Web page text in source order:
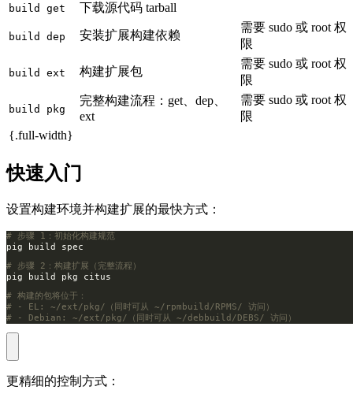
build get 下载源代码 tarball
build dep 安装扩展构建依赖
需要 sudo 或 root 权
限
build ext 构建扩展包
需要 sudo 或 root 权
限
build pkg
完整构建流程：get、dep、
ext
需要 sudo 或 root 权
限
{.full-width}
快速入门
设置构建环境并构建扩展的最快方式：
# 步骤 1：初始化构建规范
# 步骤 2：构建扩展（完整流程）
# 构建的包将位于：
# - EL: ~/ext/pkg/（同时可从 ~/rpmbuild/RPMS/ 访问）
# - Debian: ~/ext/pkg/（同时可从 ~/debbuild/DEBS/ 访问）
更精细的控制方式：